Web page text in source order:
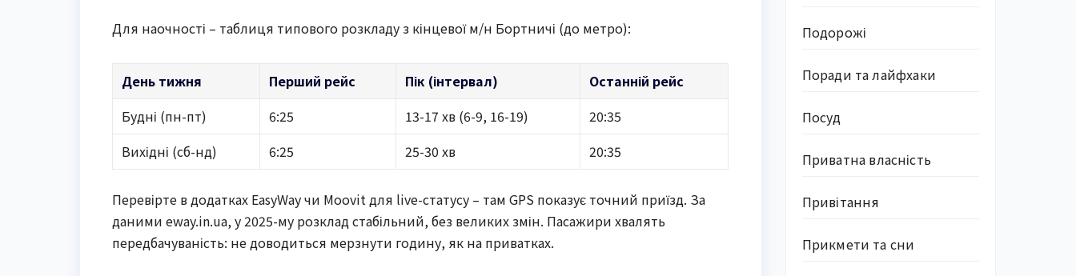
Для наочності – таблиця типового розкладу з кінцевої м/н Бортничі (до метро):
День тижня Перший рейс Пік (інтервал)
Останній рейс
Будні (пн-пт)
6:25 13-17 хв (6-9, 16-19)
20:35
Вихідні (сб-нд)
6:25 25-30 хв 20:35
Перевірте в додатках EasyWay чи Moovit для live-статусу – там GPS показує точний приїзд. За
даними eway.in.ua, у 2025-му розклад стабільний, без великих змін. Пасажири хвалять
передбачуваність: не доводиться мерзнути годину, як на приватках.
Подорожі
Поради та лайфхаки
Посуд
Приватна власність
Привітання
Прикмети та сни